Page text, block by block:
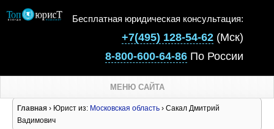
Бесплатная юридическая консультация:
+7(495) 128-54-62 (Мск)
8-800-600-64-86 По России
МЕНЮ САЙТА
Главная › Юрист из: Московская область › Сакал Дмитрий
Вадимович